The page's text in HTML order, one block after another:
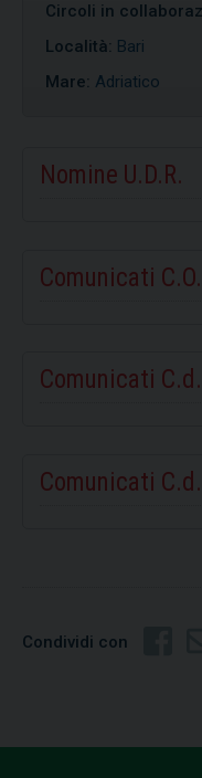
Circoli in
Località: Bari
Mare: Adriatico
Nomine U.D.R.
Comunicati C.O.
Comunicati
Comunicati
Condividi con